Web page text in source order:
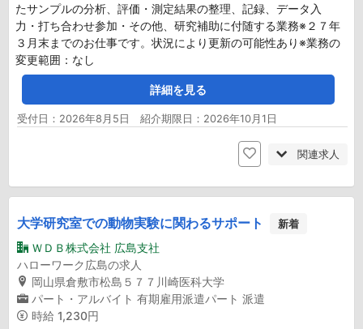
たサンプルの分析、評価・測定結果の整理、記録、データ入
力・打ち合わせ参加・その他、研究補助に付随する業務※２７年
３月末までのお仕事です。状況により更新の可能性あり※業務の
変更範囲：なし
詳細を見る
受付日：2026年8月5日 紹介期限日：2026年10月1日
関連求人
大学研究室での動物実験に関わるサポート 新着
ＷＤＢ株式会社 広島支社
ハローワーク広島の求人
岡山県倉敷市松島５７７川崎医科大学
パート・アルバイト 有期雇用派遣パート 派遣
時給 1,230円